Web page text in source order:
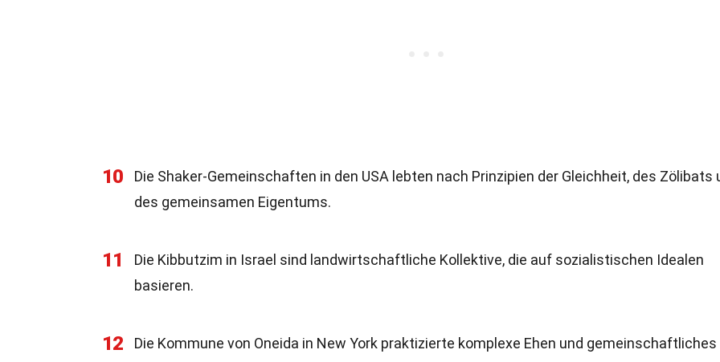
10
Die Shaker-Gemeinschaften in den USA lebten nach Prinzipien der Gleichheit, des Zölibats
des gemeinsamen Eigentums.
11
Die Kibbutzim in Israel sind landwirtschaftliche Kollektive, die auf sozialistischen Idealen
basieren.
12
Die Kommune von Oneida in New York praktizierte komplexe Ehen und gemeinschaftliches